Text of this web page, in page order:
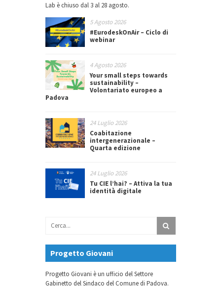
Lab è chiuso dal 3 al 28 agosto.
5 Agosto 2026
#EurodeskOnAir – Ciclo di
webinar
4 Agosto 2026
Your small steps towards
sustainability –
Volontariato europeo a
Padova
24 Luglio 2026
Coabitazione
intergenerazionale –
Quarta edizione
24 Luglio 2026
Tu CIE l’hai? – Attiva la tua
identità digitale
Progetto Giovani
Progetto Giovani è un ufficio del Settore
Gabinetto del Sindaco del Comune di Padova.